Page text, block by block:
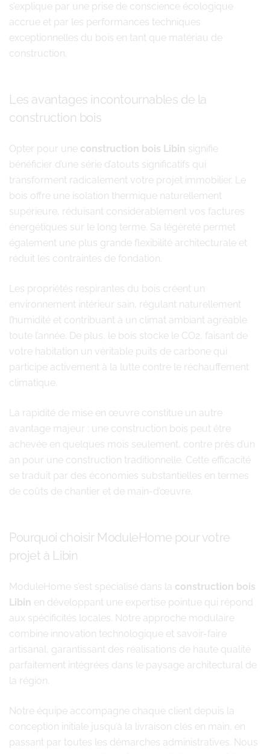
s’explique par une prise de conscience écologique
accrue et par les performances techniques
exceptionnelles du bois en tant que matériau de
construction.
Les avantages incontournables de la
construction bois
Opter pour une construction bois Libin signifie
bénéficier d’une série d’atouts significatifs qui
transforment radicalement votre projet immobilier. Le
bois offre une isolation thermique naturellement
supérieure, réduisant considérablement vos factures
énergétiques sur le long terme. Sa légèreté permet
également une plus grande flexibilité architecturale et
réduit les contraintes de fondation.
Les propriétés respirantes du bois créent un
environnement intérieur sain, régulant naturellement
l’humidité et contribuant à un climat ambiant agréable
toute l’année. De plus, le bois stocke le CO2, faisant de
votre habitation un véritable puits de carbone qui
participe activement à la lutte contre le réchauffement
climatique.
La rapidité de mise en œuvre constitue un autre
avantage majeur : une construction bois peut être
achevée en quelques mois seulement, contre près d’un
an pour une construction traditionnelle. Cette efficacité
se traduit par des économies substantielles en termes
de coûts de chantier et de main-d’œuvre.
Pourquoi choisir ModuleHome pour votre
projet à Libin
ModuleHome s’est spécialisé dans la construction bois
Libin en développant une expertise pointue qui répond
aux spécificités locales. Notre approche modulaire
combine innovation technologique et savoir-faire
artisanal, garantissant des réalisations de haute qualité
parfaitement intégrées dans le paysage architectural de
la région.
Notre équipe accompagne chaque client depuis la
conception initiale jusqu’à la livraison clés en main, en
passant par toutes les démarches administratives. Nous